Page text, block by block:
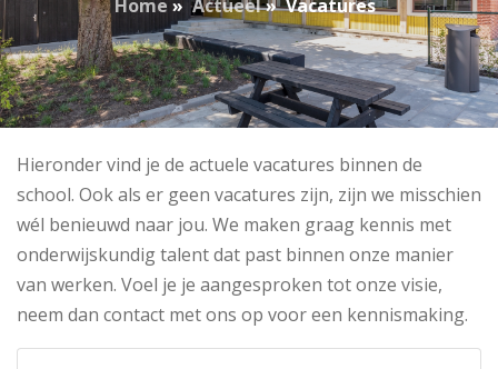
Home » Actueel» Vacatures
Hieronder vind je de actuele vacatures binnen de
school. Ook als er geen vacatures zijn, zijn we misschien
wél benieuwd naar jou. We maken graag kennis met
onderwijskundig talent dat past binnen onze manier
van werken. Voel je je aangesproken tot onze visie,
neem dan contact met ons op voor een kennismaking.